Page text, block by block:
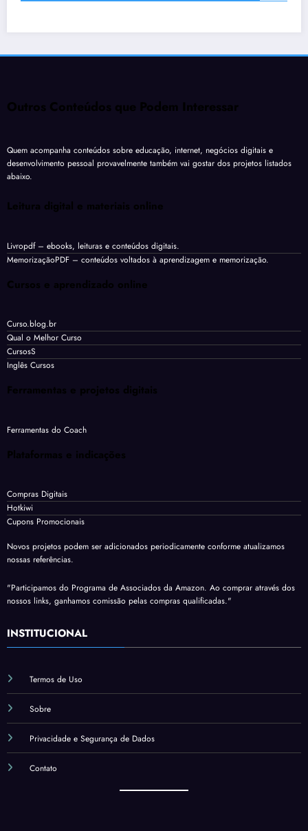
Outros Conteúdos que Podem Interessar
Quem acompanha conteúdos sobre educação, internet, negócios digitais e
desenvolvimento pessoal provavelmente também vai gostar dos projetos listados
abaixo.
Leitura digital e materiais online
Livropdf– ebooks, leituras e conteúdos digitais.
MemorizaçãoPDF – conteúdos voltados à aprendizagem e memorização.
Cursos e aprendizado online
Curso.blog.br
Qual o Melhor Curso
CursosS
Inglês Cursos
Ferramentas e projetos digitais
Ferramentas do Coach
Plataformas e indicações
Compras Digitais
Hotkiwi
Cupons Promocionais
Novos projetos podem ser adicionados periodicamente conforme atualizamos
nossas referências.
"Participamos do Programa de Associados da Amazon. Ao comprar através dos
nossos links, ganhamos comissão pelas compras qualificadas."
INSTITUCIONAL
Termos de Uso
Sobre
Privacidade e Segurança de Dados
Contato